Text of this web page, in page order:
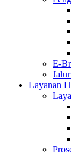
E-
Layanan